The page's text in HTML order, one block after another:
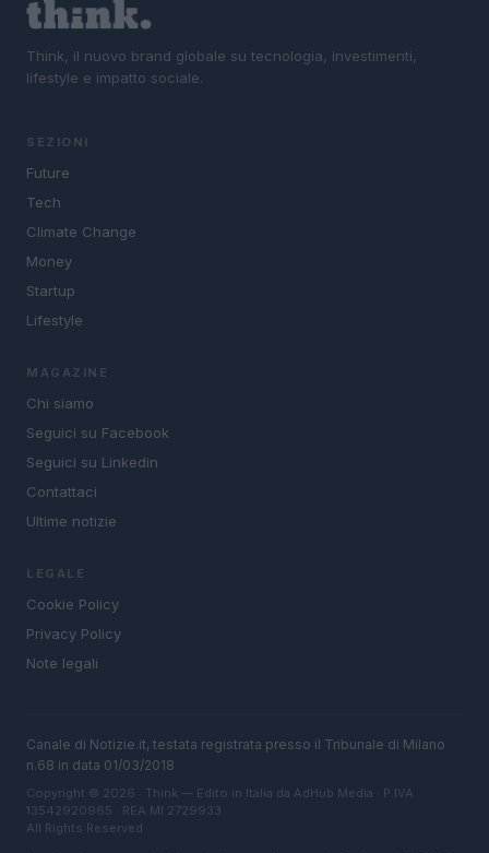
Think, il nuovo brand globale su tecnologia, investimenti,
lifestyle e impatto sociale.
SEZIONI
Future
Tech
Climate Change
Money
Startup
Lifestyle
MAGAZINE
Chi siamo
Seguici su Facebook
Seguici su Linkedin
Contattaci
Ultime notizie
LEGALE
Cookie Policy
Privacy Policy
Note legali
Canale di Notizie.it, testata registrata presso il Tribunale di Milano
n.68 in data 01/03/2018
Copyright © 2026 · Think — Edito in Italia da AdHub Media · P.IVA
13542920965 · REA MI 2729933
All Rights Reserved